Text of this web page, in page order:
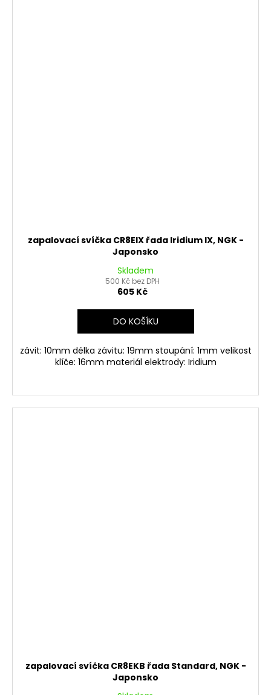
zapalovací svíčka CR8EIX řada Iridium IX, NGK -
Japonsko
Skladem
500 Kč bez DPH
605 Kč
DO KOŠÍKU
závit: 10mm délka závitu: 19mm stoupání: 1mm velikost
klíče: 16mm materiál elektrody: Iridium
zapalovací svíčka CR8EKB řada Standard, NGK -
Japonsko